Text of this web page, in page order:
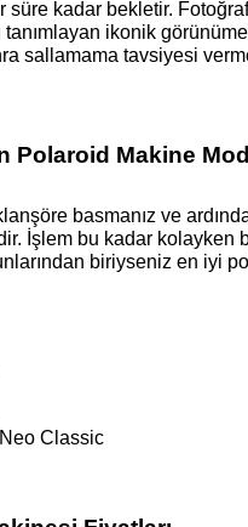
süre kadar bekletir.
ikonik
sallamama tavsiyesi
Polaroid Makine
basmanız ve
İşlem bu kadar kolayken
biriyseniz en iyi
Classic